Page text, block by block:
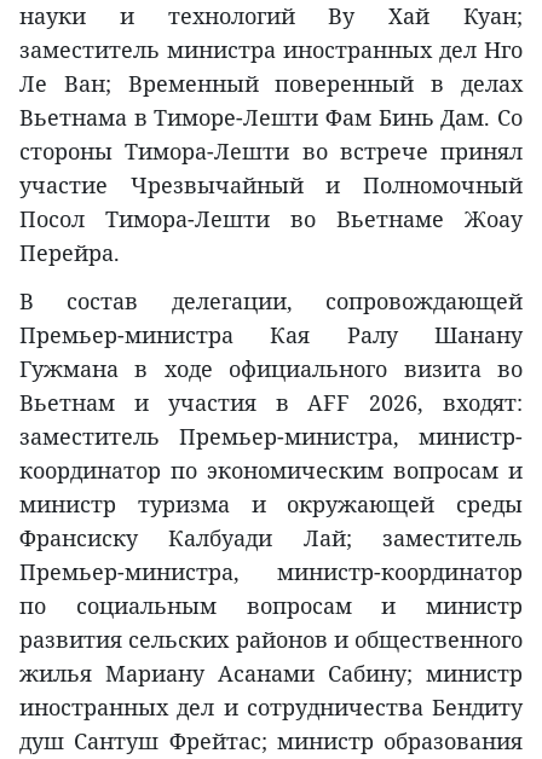
науки и технологий Ву Хай Куан;
заместитель министра иностранных дел Нго
Ле Ван; Временный поверенный в делах
Вьетнама в Тиморе-Лешти Фам Бинь Дам. Со
стороны Тимора-Лешти во встрече принял
участие Чрезвычайный и Полномочный
Посол Тимора-Лешти во Вьетнаме Жоау
Перейра.
В состав делегации, сопровождающей
Премьер-министра Кая Ралу Шанану
Гужмана в ходе официального визита во
Вьетнам и участия в AFF 2026, входят:
заместитель Премьер-министра, министр-
координатор по экономическим вопросам и
министр туризма и окружающей среды
Франсиску Калбуади Лай; заместитель
Премьер-министра, министр-координатор
по социальным вопросам и министр
развития сельских районов и общественного
жилья Мариану Асанами Сабину; министр
иностранных дел и сотрудничества Бендиту
душ Сантуш Фрейтас; министр образования